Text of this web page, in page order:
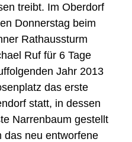
treibt. Im Oberdorf
Donnerstag beim
Rathaussturm
Ruf für 6 Tage
Jahr 2013
das erste
statt, in dessen
Narrenbaum gestellt
das neu entworfene